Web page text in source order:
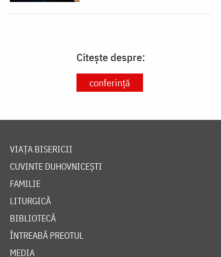
Citește despre:
conferință
VIAȚA BISERICII
CUVINTE DUHOVNICEȘTI
FAMILIE
LITURGICĂ
BIBLIOTECĂ
ÎNTREABĂ PREOTUL
MEDIA